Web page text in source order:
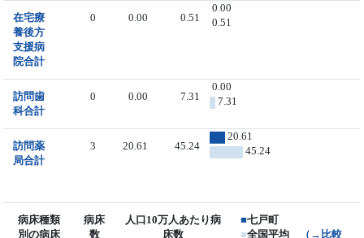
在宅療
養後方
支援病
院合計
0 0.00 0.51
0.00
0.51
訪問歯
科合計
0 0.00 7.31
0.00
7.31
訪問薬
局合計
3 20.61 45.24
20.61
45.24
病床種類
別の病床
病床
数
人口10万人あたり病
床数
■七戸町
■全国平均
（→比較